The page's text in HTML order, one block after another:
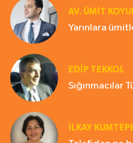
AV. ÜMIT
Yarınlara
EDIP TEKKOL
Sığınmacılar
İLKAY